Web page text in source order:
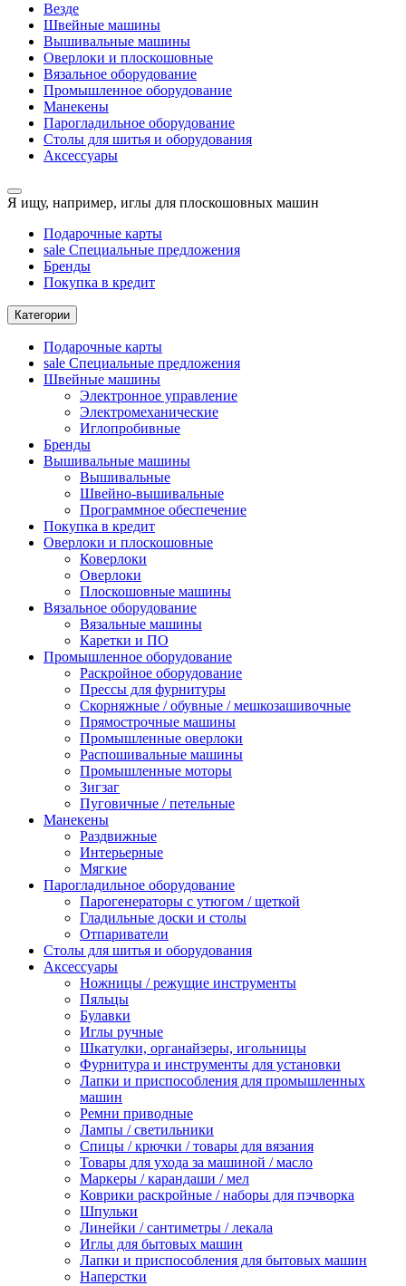
Везде
Швейные машины
Вышивальные машины
Оверлоки и плоскошовные
Вязальное оборудование
Промышленное оборудование
Манекены
Парогладильное оборудование
Столы для шитья и оборудования
Аксессуары
Я ищу, например, иглы для плоскошовных машин
Подарочные карты
sale Специальные предложения
Бренды
Покупка в кредит
Категории
Подарочные карты
sale Специальные предложения
Швейные машины
Электронное управление
Электромеханические
Иглопробивные
Бренды
Вышивальные машины
Вышивальные
Швейно-вышивальные
Программное обеспечение
Покупка в кредит
Оверлоки и плоскошовные
Коверлоки
Оверлоки
Плоскошовные машины
Вязальное оборудование
Вязальные машины
Каретки и ПО
Промышленное оборудование
Раскройное оборудование
Прессы для фурнитуры
Скорняжные / обувные / мешкозашивочные
Прямострочные машины
Промышленные оверлоки
Распошивальные машины
Промышленные моторы
Зигзаг
Пуговичные / петельные
Манекены
Раздвижные
Интерьерные
Мягкие
Парогладильное оборудование
Парогенераторы с утюгом / щеткой
Гладильные доски и столы
Отпариватели
Столы для шитья и оборудования
Аксессуары
Ножницы / режущие инструменты
Пяльцы
Булавки
Иглы ручные
Шкатулки, органайзеры, игольницы
Фурнитура и инструменты для установки
Лапки и приспособления для промышленных
машин
Ремни приводные
Лампы / светильники
Спицы / крючки / товары для вязания
Товары для ухода за машиной / масло
Маркеры / карандаши / мел
Коврики раскройные / наборы для пэчворка
Шпульки
Линейки / сантиметры / лекала
Иглы для бытовых машин
Лапки и приспособления для бытовых машин
Наперстки